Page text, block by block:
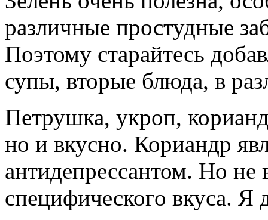
различные простудные
Поэтому старайтесь
супы, вторые блюда, в
Петрушка, укроп,
но и вкусно. Кориандр
антидепрессантом. Но не
специфического вкуса. Я